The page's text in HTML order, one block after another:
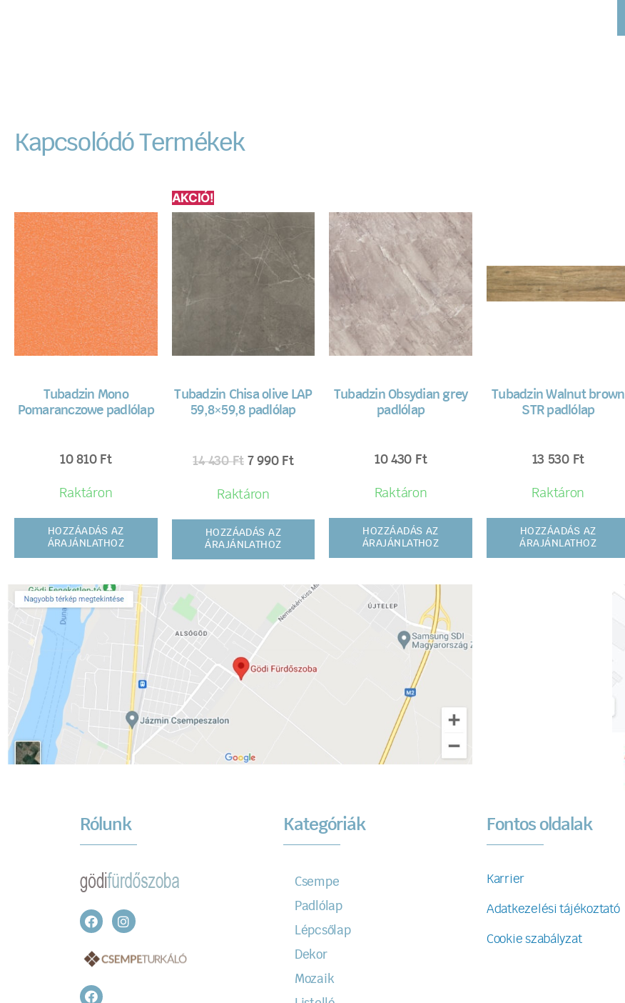
Kapcsolódó Termékek
Tubadzin Mono
Pomaranczowe padlólap
10 810 Ft
Raktáron
HOZZÁADÁS AZ
ÁRAJÁNLATHOZ
AKCIÓ!
Tubadzin Chisa olive LAP
59,8×59,8 padlólap
14 430Ft 7 990 Ft
Raktáron
HOZZÁADÁS AZ
ÁRAJÁNLATHOZ
Tubadzin Obsydian grey
padlólap
10 430 Ft
Raktáron
HOZZÁADÁS AZ
ÁRAJÁNLATHOZ
Tubadzin Walnut brown
STR padlólap
13 530 Ft
Raktáron
HOZZÁADÁS AZ
ÁRAJÁNLATHOZ
Rólunk Kategóriák
Csempe
Padlólap
Lépcsőlap
Dekor
Mozaik
Fontos oldalak
Karrier
Adatkezelési tájékoztató
Cookie szabályzat